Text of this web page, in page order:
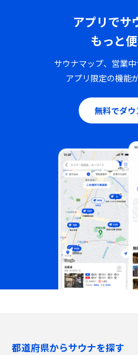
アプリでサ
もっと
サウナマップ、営業中
アプリ限定の機能
無料でダウ
都道府県からサウナを探す